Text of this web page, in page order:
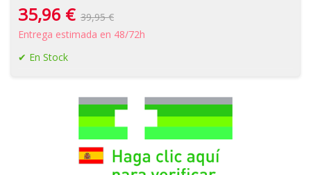
35,96 € 39,95 €
Entrega estimada en 48/72h
En Stock